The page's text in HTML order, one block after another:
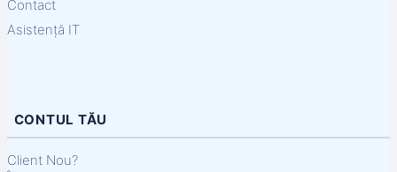
Contact
Asistență IT
CONTUL TĂU
Client Nou?